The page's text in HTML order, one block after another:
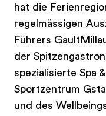
hat die
regelmässigen
Führers
der
spezialisierte Spa
Sportzentrum
und des